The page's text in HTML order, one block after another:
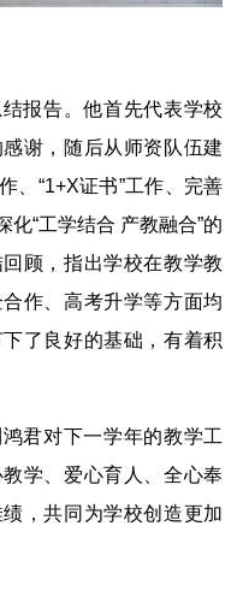
报告。他首先代表学校
谢，随后从师资队伍建
、“1+X证书”工作、完善
“工学结合 产教融合”的
顾，指出学校在教学教
作、高考升学等方面均
了良好的基础，有着积
君对下一学年的教学工
学、爱心育人、全心奉
，共同为学校创造更加